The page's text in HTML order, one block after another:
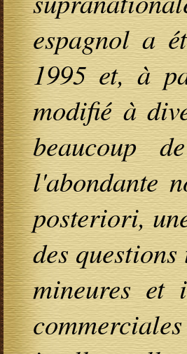
espagnol a
1995 et, à
modifié à
beaucoup
l'abondante
posteriori,
des
mineures et